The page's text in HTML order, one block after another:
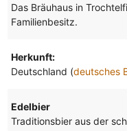
Das Bräuhaus in
Familienbesitz.
Herkunft:
Deutschland (deutsches
Edelbier
Traditionsbier aus der